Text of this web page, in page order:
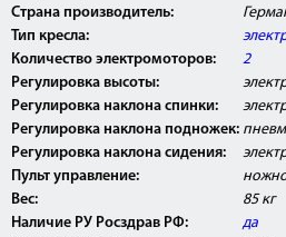
Страна производитель:
Тип кресла:
Количество электромоторов:
2
Регулировка высоты:
Регулировка наклона спинки:
Регулировка наклона подножек:
Регулировка наклона сидения:
Пульт управление:
Вес:
85 кг
Наличие РУ Росздрав РФ:
да